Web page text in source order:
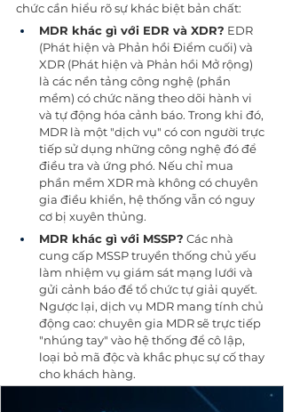
chức cần hiểu rõ sự khác biệt bản chất:
MDR khác gì với EDR và XDR? EDR
(Phát hiện và Phản hồi Điểm cuối) và
XDR (Phát hiện và Phản hồi Mở rộng)
là các nền tảng công nghệ (phần
mềm) có chức năng theo dõi hành vi
và tự động hóa cảnh báo. Trong khi đó,
MDR là một "dịch vụ" có con người trực
tiếp sử dụng những công nghệ đó để
điều tra và ứng phó. Nếu chỉ mua
phần mềm XDR mà không có chuyên
gia điều khiển, hệ thống vẫn có nguy
cơ bị xuyên thủng.
MDR khác gì với MSSP? Các nhà
cung cấp MSSP truyền thống chủ yếu
làm nhiệm vụ giám sát mạng lưới và
gửi cảnh báo để tổ chức tự giải quyết.
Ngược lại, dịch vụ MDR mang tính chủ
động cao: chuyên gia MDR sẽ trực tiếp
"nhúng tay" vào hệ thống để cô lập,
loại bỏ mã độc và khắc phục sự cố thay
cho khách hàng.